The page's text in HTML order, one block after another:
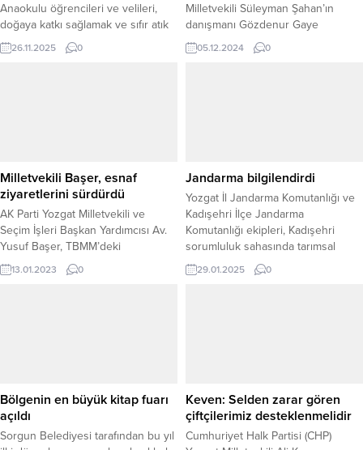
Anaokulu öğrencileri ve velileri,
doğaya katkı sağlamak ve sıfır atık
bilincini geliştirmek amacıyla anlamlı
bir etkinlik gerçekleştirdi. Veliler ve
etkinlik, İl...
26.11.2025 0
Milletvekili Süleyman Şahan’ın
danışmanı Gözdenur Gaye
Aydoğan’ın babasının cenaze
törenine, AK Parti Yozgat
Caminde öğle namazının ardından
kılınan cenaze namazı sonrası...
05.12.2024 0
Milletvekili Başer, esnaf
ziyaretlerini sürdürdü
AK Parti Yozgat Milletvekili ve
Seçim İşleri Başkan Yardımcısı Av.
Yusuf Başer, TBMM’deki
çalışmalarının ardından her fırsatta
geldiği Yozgat’ta esnaf ziyaretlerini
13.01.2023 0
Jandarma bilgilendirdi
Yozgat İl Jandarma Komutanlığı ve
Kadışehri İlçe Jandarma
Komutanlığı ekipleri, Kadışehri
sorumluluk sahasında tarımsal
işletmelerde önemli bir denetim
gerçekleştirdi. Çevre Kanunu
ve Hayvanları Koruma)
uygulamasının tanıtımı yapılarak,...
29.01.2025 0
Bölgenin en büyük kitap fuarı
açıldı
Sorgun Belediyesi tarafından bu yıl
Keven: Selden zarar gören
çiftçilerimiz desteklenmelidir
Cumhuriyet Halk Partisi (CHP)